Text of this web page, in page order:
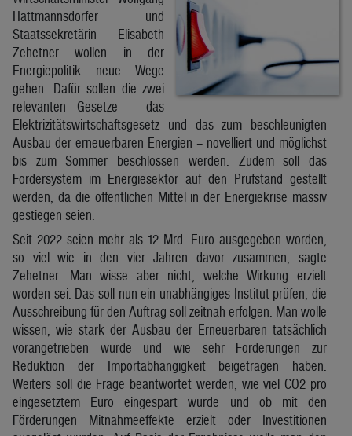
Hattmannsdorfer und
Staatssekretärin Elisabeth
Zehetner wollen in der
Energiepolitik neue Wege
gehen. Dafür sollen die zwei
relevanten Gesetze – das
Elektrizitätswirtschaftsgesetz und das zum beschleunigten
Ausbau der erneuerbaren Energien – novelliert und möglichst
bis zum Sommer beschlossen werden. Zudem soll das
Fördersystem im Energiesektor auf den Prüfstand gestellt
werden, da die öffentlichen Mittel in der Energiekrise massiv
gestiegen seien.
Seit 2022 seien mehr als 12 Mrd. Euro ausgegeben worden,
so viel wie in den vier Jahren davor zusammen, sagte
Zehetner. Man wisse aber nicht, welche Wirkung erzielt
worden sei. Das soll nun ein unabhängiges Institut prüfen, die
Ausschreibung für den Auftrag soll zeitnah erfolgen. Man wolle
wissen, wie stark der Ausbau der Erneuerbaren tatsächlich
vorangetrieben wurde und wie sehr Förderungen zur
Reduktion der Importabhängigkeit beigetragen haben.
Weiters soll die Frage beantwortet werden, wie viel CO2 pro
eingesetztem Euro eingespart wurde und ob mit den
Förderungen Mitnahmeeffekte erzielt oder Investitionen